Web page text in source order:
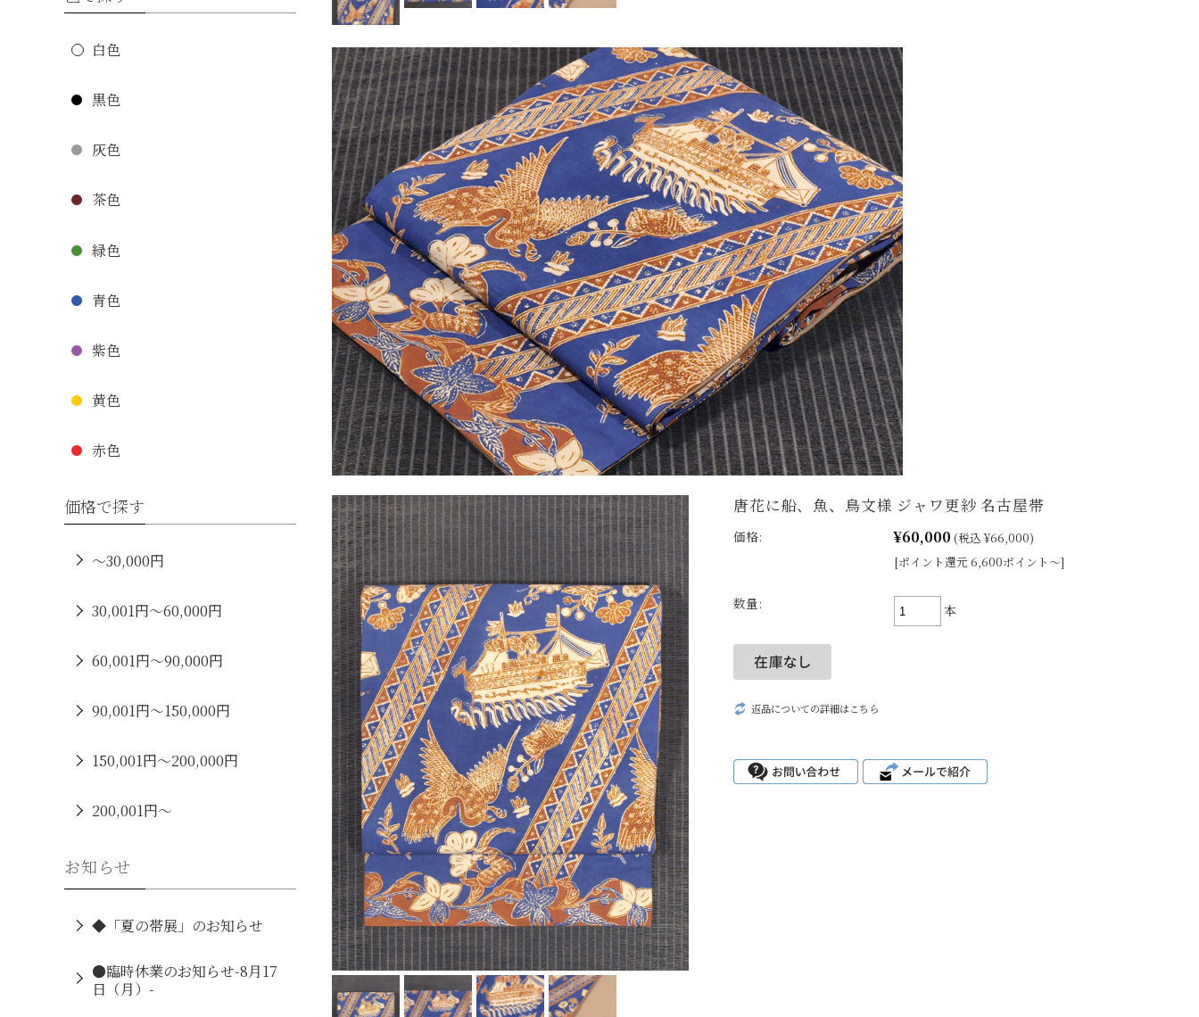
唐花に船、魚、鳥文様 ジャワ更紗 名古屋帯
価格: ¥60,000 (税込 ¥66,000)
[ポイント還元 6,600ポイント～]
数量: 本
返品についての詳細はこちら
白色
黒色
灰色
茶色
緑色
青色
紫色
黄色
赤色
価格で探す
～30,000円
30,001円～60,000円
60,001円～90,000円
90,001円～150,000円
150,001円～200,000円
200,001円～
お知らせ
◆「夏の帯展」のお知らせ
●臨時休業のお知らせ-8月17
日（月）-